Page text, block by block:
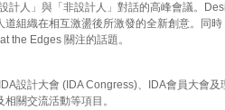
計人」與「非設計人」對話的高峰會議。
組織在相互激盪後所激發的全新創意。同
the Edges 關注的話題。
設計大會 (IDA Congress)、IDA會員大會
關交流活動等項目。